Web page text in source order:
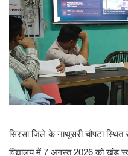
सिरसा जिले के नाथूसरी चौपटा स्थित
विद्यालय में 7 अगस्त 2026 को खंड